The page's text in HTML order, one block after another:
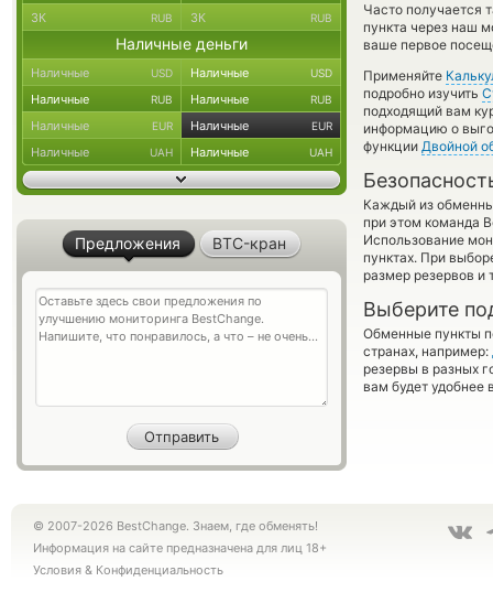
Часто получается
пункта через наш
ваше первое
Применяйте
подробно изучить
подходящий вам
информацию о
функции Двойной
Каждый из
при этом команда
Использование
пунктах. При
размер резервов и
Выберите
Обменные пункты
странах, например:
резервы в разных
вам будет удобнее
ЗК RUB ЗК RUB
Наличные деньги
Наличные USD Наличные USD
Наличные RUB Наличные RUB
Наличные EUR Наличные EUR
Наличные UAH Наличные UAH
Предложения BTC-кран
© 2007-2026 BestChange. Знаем, где обменять!
Информация на сайте предназначена для лиц 18+
Условия & Конфиденциальность